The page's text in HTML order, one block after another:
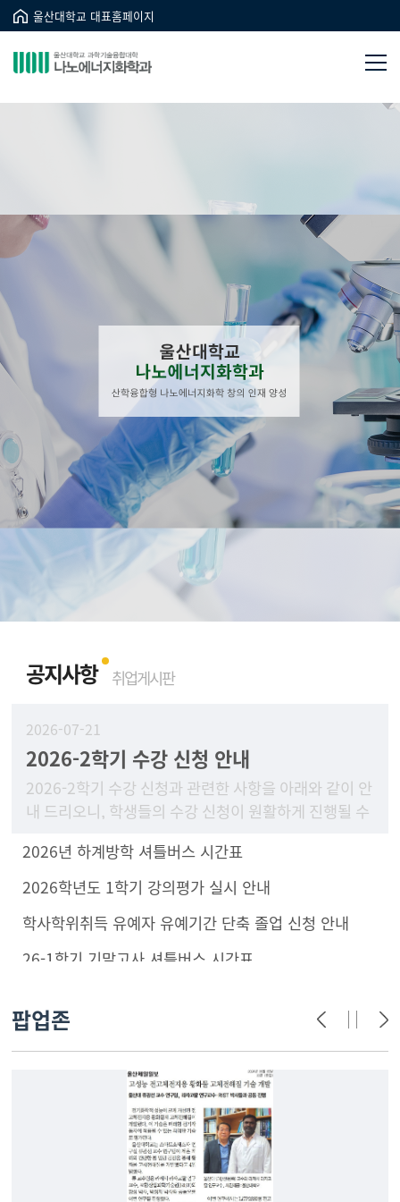
울산대학교 대표홈페이지
공지사항 취업게시판
2026-07-21
2026-2학기 수강 신청 안내
2026-2학기 수강 신청과 관련한 사항을 아래와 같이 안
내 드리오니, 학생들의 수강 신청이 원활하게 진행될 수
주시기 바랍니
2026년 하계방학 셔틀버스 시간표
2026학년도 1학기 강의평가 실시 안내
학사학위취득 유예자 유예기간 단축 졸업 신청 안내
26-1학기 기말고사 셔틀버스 시간표
팝업존